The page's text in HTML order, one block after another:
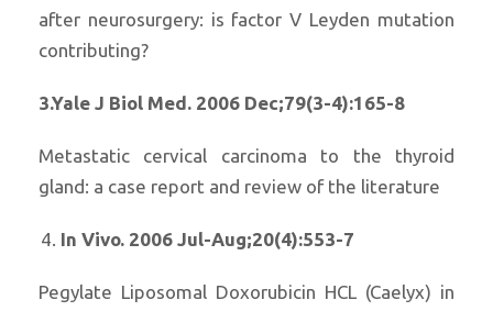
after neurosurgery: is factor V Leyden mutation
contributing?
3.Yale J Biol Med. 2006 Dec;79(3-4):165-8
Metastatic cervical carcinoma to the thyroid
gland: a case report and review of the literature
In Vivo. 2006 Jul-Aug;20(4):553-7
Pegylate Liposomal Doxorubicin HCL (Caelyx) in